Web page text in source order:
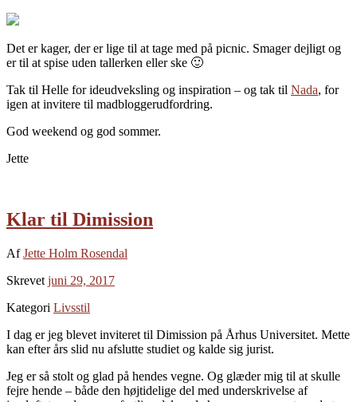
Det er kager, der er lige til at tage med på picnic. Smager dejligt og
er til at spise uden tallerken eller ske 🙂
Tak til Helle for ideudveksling og inspiration – og tak til Nada, for
igen at invitere til madbloggerudfordring.
God weekend og god sommer.
Jette
Klar til Dimission
AfJette Holm Rosendal
Skrevet juni 29, 2017
Kategori Livsstil
I dag er jeg blevet inviteret til Dimission på Århus Universitet. Mette
kan efter års slid nu afslutte studiet og kalde sig jurist.
Jeg er så stolt og glad på hendes vegne. Og glæder mig til at skulle
fejre hende – både den højtidelige del med underskrivelse af